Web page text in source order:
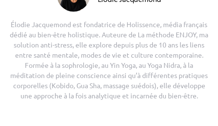
Élodie Jacquemond est fondatrice de Holissence, média français
dédié au bien-être holistique. Auteure de La méthode ENJOY, ma
solution anti-stress, elle explore depuis plus de 10 ans les liens
entre santé mentale, modes de vie et culture contemporaine.
Formée à la sophrologie, au Yin Yoga, au Yoga Nidra, à la
méditation de pleine conscience ainsi qu’à différentes pratiques
corporelles (Kobido, Gua Sha, massage suédois), elle développe
une approche à la fois analytique et incarnée du bien-être.